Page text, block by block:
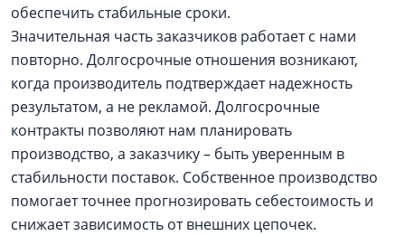
обеспечить стабильные сроки.
Значительная часть заказчиков работает с нами
повторно. Долгосрочные отношения возникают,
когда производитель подтверждает надежность
результатом, а не рекламой. Долгосрочные
контракты позволяют нам планировать
производство, а заказчику – быть уверенным в
стабильности поставок. Собственное производство
помогает точнее прогнозировать себестоимость и
снижает зависимость от внешних цепочек.